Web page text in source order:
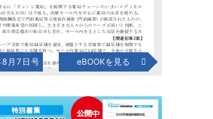
月7日号 eBOOKを見る